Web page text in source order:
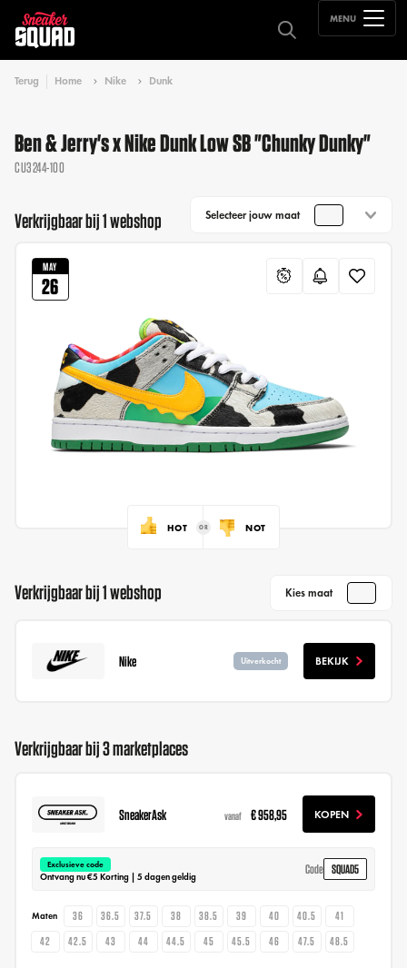
MENU
Terug Home Nike Dunk
Ben & Jerry's x Nike Dunk Low SB "Chunky Dunky"
CU3244-100
Verkrijgbaar bij 1 webshop Selecteer jouw maat
MAY
26
HOT NOT
Verkrijgbaar bij 1 webshop Kies maat
Nike Uitverkocht BEKIJK
Verkrijgbaar bij 3 marketplaces
SneakerAsk vanaf € 958,95 KOPEN
Exclusieve code
Ontvang nu €5 Korting | 5 dagen geldig
Code SQUAD5
Maten 36 36.5 37.5 38 38.5 39 40 40.5
41
42
42.5 43 44 44.5 45 45.5 46 47.5 48.5